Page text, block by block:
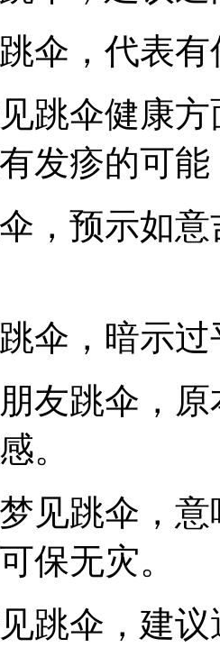
伞，代表
跳伞健康
发疹的可
，预示如
伞，暗示
友跳伞，
。
见跳伞，
保无灾。
跳伞，建